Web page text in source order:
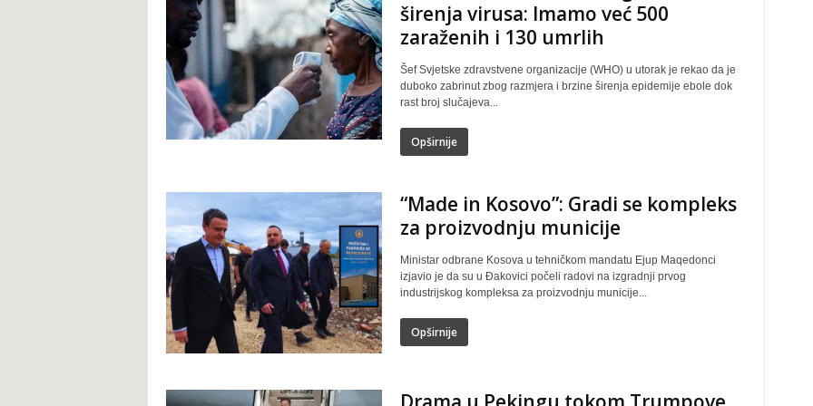
širenja virusa: Imamo već 500
zaraženih i 130 umrlih
Šef Svjetske zdravstvene organizacije (WHO) u utorak je rekao da je
duboko zabrinut zbog razmjera i brzine širenja epidemije ebole dok
rast broj slučajeva...
Opširnije
“Made in Kosovo”: Gradi se kompleks
za proizvodnju municije
Ministar odbrane Kosova u tehničkom mandatu Ejup Maqedonci
izjavio je da su u Đakovici počeli radovi na izgradnji prvog
industrijskog kompleksa za proizvodnju municije...
Opširnije